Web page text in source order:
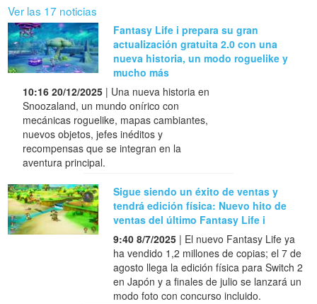
Ver las 17 noticias
Fantasy Life i prepara su gran
actualización gratuita 2.0 con una
nueva historia, un modo roguelike y
mucho más
10:16 20/12/2025 | Una nueva historia en
Snoozaland, un mundo onírico con
mecánicas roguelike, mapas cambiantes,
nuevos objetos, jefes inéditos y
recompensas que se integran en la
aventura principal.
Sigue siendo un éxito de ventas y
tendrá edición física: Nuevo hito de
ventas del último Fantasy Life i
9:40 8/7/2025 | El nuevo Fantasy Life ya
ha vendido 1,2 millones de copias; el 7 de
agosto llega la edición física para Switch 2
en Japón y a finales de julio se lanzará un
modo foto con concurso incluido.